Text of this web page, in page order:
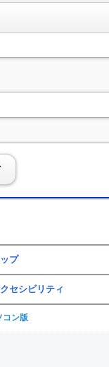
プ
セシビリティ
コン版